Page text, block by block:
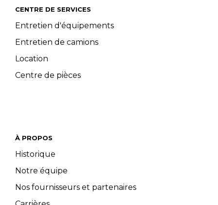
CENTRE DE SERVICES
Entretien d'équipements
Entretien de camions
Location
Centre de pièces
À PROPOS
Historique
Notre équipe
Nos fournisseurs et partenaires